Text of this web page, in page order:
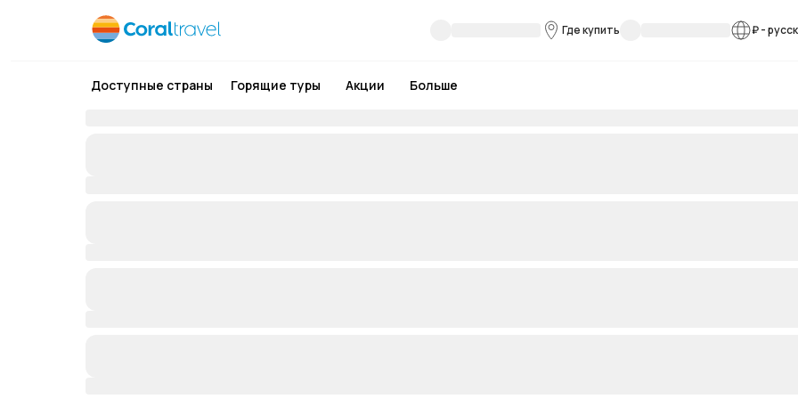
Где купить ₽-
Доступные страны Горящие туры Акции Больше